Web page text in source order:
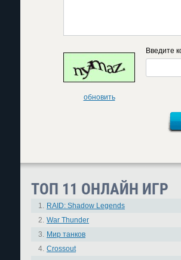
обновить
Введите
ТОП 11 ОНЛАЙН ИГР
1. RAID: Shadow Legends
2. War Thunder
3. Мир танков
4. Crossout